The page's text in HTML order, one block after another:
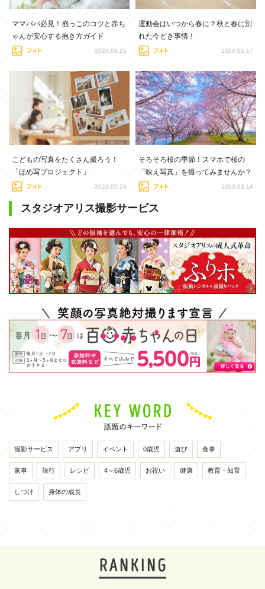
ママパパ必見！抱っこのコツと赤ち
ゃんが安心する抱き方ガイド
2024.08.26
運動会はいつから春に？秋と春に別
れた今どき事情！
2024.05.17
こどもの写真をたくさん撮ろう！
「ほめ写プロジェクト」
2023.05.24
そろそろ桜の季節！スマホで桜の
「映え写真」を撮ってみませんか？
2023.03.14
スタジオアリス撮影サービス
撮影サービス アプリ イベント 0歳児 遊び 食事
家事 旅行 レシピ 4～6歳児 お祝い 健康 教育・知育
しつけ 身体の成長